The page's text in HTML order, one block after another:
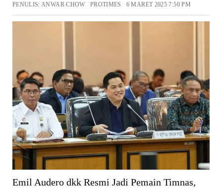
PENULIS: ANWAR CHOW PROTIMES 6 MARET 2025 7:50 PM
Emil Audero dkk Resmi Jadi Pemain Timnas,